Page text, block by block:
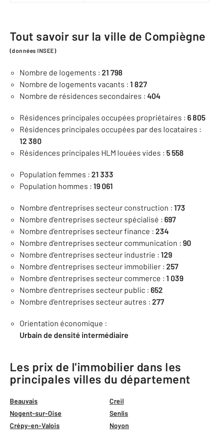
Tout savoir sur la ville de Compiègne
(données INSEE)
Nombre de logements : 21 798
Nombre de logements vacants : 1 827
Nombre de résidences secondaires : 404
Résidences principales occupées propriétaires : 6 805
Résidences principales occupées par des locataires :
12 380
Résidences principales HLM louées vides : 5 558
Population femmes : 21 333
Population hommes : 19 061
Nombre d'entreprises secteur construction : 173
Nombre d'entreprises secteur spécialisé : 697
Nombre d'entreprises secteur finance : 234
Nombre d'entreprises secteur communication : 90
Nombre d'entreprises secteur industrie : 129
Nombre d'entreprises secteur immobilier : 257
Nombre d'entreprises secteur commerce : 1 039
Nombre d'entreprises secteur public : 652
Nombre d'entreprises secteur autres : 277
Orientation économique :
Urbain de densité intermédiaire
Les prix de l'immobilier dans les
principales villes du département
Beauvais
Creil
Nogent-sur-Oise
Senlis
Crépy-en-Valois
Noyon